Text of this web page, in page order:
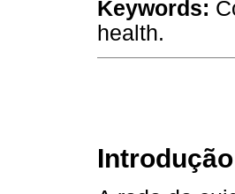
Keywords:
health.
Introdução